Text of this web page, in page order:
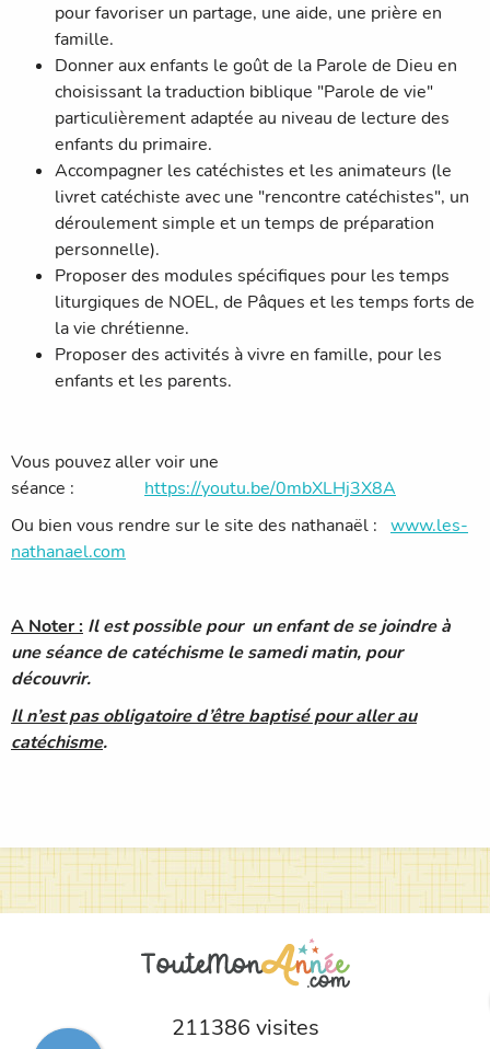
pour favoriser un partage, une aide, une prière en
famille.
Donner aux enfants le goût de la Parole de Dieu en
choisissant la traduction biblique "Parole de vie"
particulièrement adaptée au niveau de lecture des
enfants du primaire.
Accompagner les catéchistes et les animateurs (le
livret catéchiste avec une "rencontre catéchistes", un
déroulement simple et un temps de préparation
personnelle).
Proposer des modules spécifiques pour les temps
liturgiques de NOEL, de Pâques et les temps forts de
la vie chrétienne.
Proposer des activités à vivre en famille, pour les
enfants et les parents.
Vous pouvez aller voir une
séance : https://youtu.be/0mbXLHj3X8A
Ou bien vous rendre sur le site des nathanaël : www.les-
nathanael.com
A Noter : Il est possible pour un enfant de se joindre à
une séance de catéchisme le samedi matin, pour
découvrir.
Il n’est pas obligatoire d’être baptisé pour aller au
catéchisme.
211386 visites